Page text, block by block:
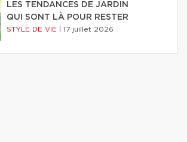
LES TENDANCES DE JARDIN
QUI SONT LÀ POUR RESTER
STYLE DE VIE 17 juillet 2026